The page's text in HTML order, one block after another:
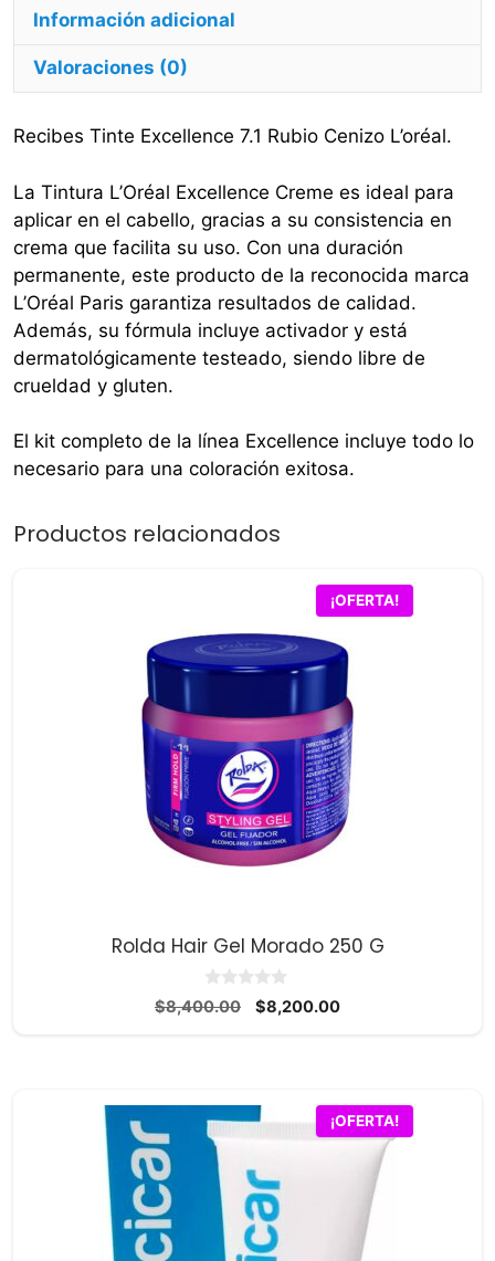
Información adicional
Valoraciones (0)
Recibes Tinte Excellence 7.1 Rubio Cenizo L’oréal.
La Tintura L’Oréal Excellence Creme es ideal para
aplicar en el cabello, gracias a su consistencia en
crema que facilita su uso. Con una duración
permanente, este producto de la reconocida marca
L’Oréal Paris garantiza resultados de calidad.
Además, su fórmula incluye activador y está
dermatológicamente testeado, siendo libre de
crueldad y gluten.
El kit completo de la línea Excellence incluye todo lo
necesario para una coloración exitosa.
Productos relacionados
¡OFERTA!
Rolda Hair Gel Morado 250 G
0
d
$8,400.00
El
$8,200.00El
¡OFERTA!